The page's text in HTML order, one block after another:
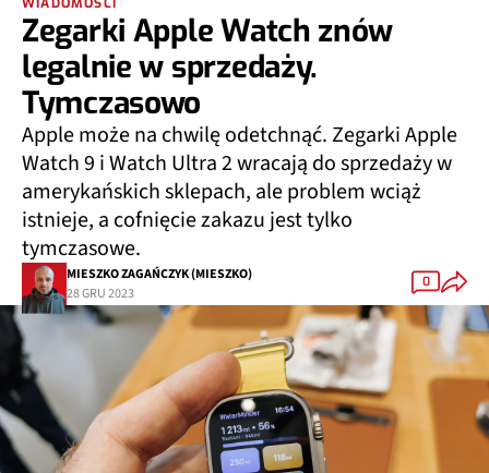
Zegarki Apple Watch znów
legalnie w sprzedaży.
Tymczasowo
Apple może na chwilę odetchnąć. Zegarki Apple
Watch 9 i Watch Ultra 2 wracają do sprzedaży w
amerykańskich sklepach, ale problem wciąż
istnieje, a cofnięcie zakazu jest tylko
tymczasowe.
MIESZKO ZAGAŃCZYK (MIESZKO)
28 GRU 2023
0